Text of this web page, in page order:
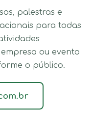
palestras e
para todas
ou evento
o público.